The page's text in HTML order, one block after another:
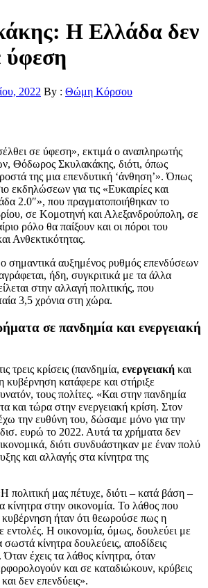
Η Ελλάδα δεν
ύφεση
2022 By : Θώμη Κόρσου
σε ύφεση», εκτιμά ο αναπληρωτής
Θόδωρος Σκυλακάκης, διότι, όπως
της μια επενδυτική ‘άνθηση’». Όπως
εκδηλώσεων για τις «Ευκαιρίες και
2.0″», που πραγματοποιήθηκαν το
σε Κομοτηνή και Αλεξανδρούπολη, σε
ρόλο θα παίξουν και οι πόροι του
Ανθεκτικότητας.
σημαντικά αυξημένος ρυθμός επενδύσεων
ήδη, συγκριτικά με τα άλλα
στην αλλαγή πολιτικής, που
3,5 χρόνια στη χώρα.
σε πανδημία και ενεργειακή
τρεις κρίσεις (πανδημία, ενεργειακή και
κυβέρνηση κατάφερε και στήριξε
τους πολίτες. «Και στην πανδημία
και τώρα στην ενεργειακή κρίση. Στον
την ευθύνη του, δώσαμε μόνο για την
ευρώ το 2022. Αυτά τα χρήματα δεν
διότι συνδυάστηκαν με έναν πολύ
και αλλαγής στα κίνητρα της
πολιτική μας πέτυχε, διότι – κατά βάση –
κίνητρα στην οικονομία. Το λάθος που
ήταν ότι θεωρούσε πως η
εντολές. Η οικονομία, όμως, δουλεύει με
σωστά κίνητρα δουλεύεις, αποδίδεις
έχεις τα λάθος κίνητρα, όταν
και σε καταδιώκουν, κρύβεις
δεν επενδύεις».